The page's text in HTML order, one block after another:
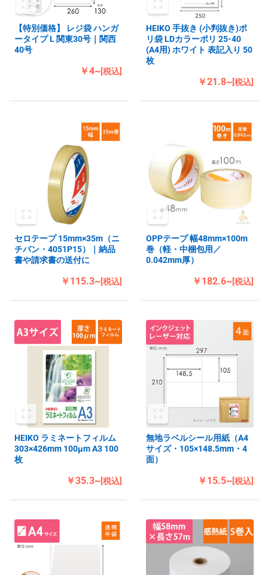
【特別価格】 レジ袋 ハンガ
ータイプ L 関東30号｜関西
40号
￥4~[税込]
HEIKO 手抜き (小判抜き)ポ
リ袋 LDカラーポリ 25-40
(A4用) ホワイト 表記入り 50
枚
￥21.8~[税込]
セロテープ 15mm×35m（ニ
チバン・4051P15）｜納品
書や請求書の送付に
￥115.3~[税込]
OPPテープ 幅48mm×100m
巻（軽・中梱包用／
0.042mm厚）
￥182.6~[税込]
HEIKO ラミネートフィルム
303×426mm 100μm A3 100
枚
￥35.3~[税込]
無地ラベルシール用紙（A4
サイズ・105×148.5mm・4
面）
￥15.5~[税込]